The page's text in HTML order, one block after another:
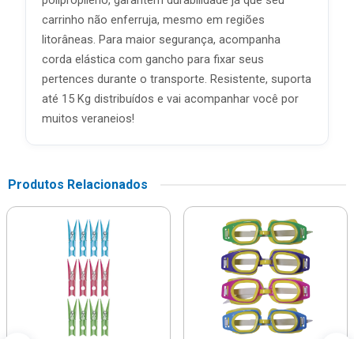
carrinho não enferruja, mesmo em regiões
litorâneas. Para maior segurança, acompanha
corda elástica com gancho para fixar seus
pertences durante o transporte. Resistente, suporta
até 15 Kg distribuídos e vai acompanhar você por
muitos veraneios!
Produtos Relacionados